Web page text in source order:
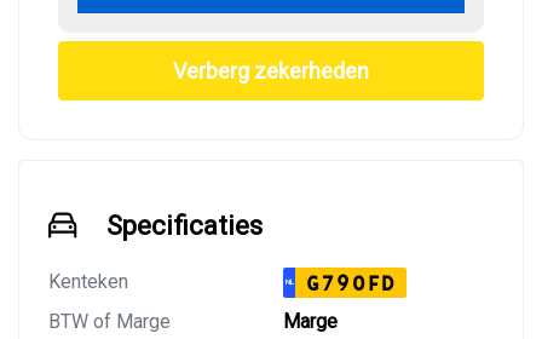
Verberg zekerheden
Specificaties
Kenteken NL G790FD
BTW of Marge
Marge